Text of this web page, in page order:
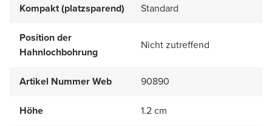
Kompakt (platzsparend)
Standard
Position der
Hahnlochbohrung
Nicht zutreffend
Artikel Nummer Web 90890
Höhe 1.2 cm